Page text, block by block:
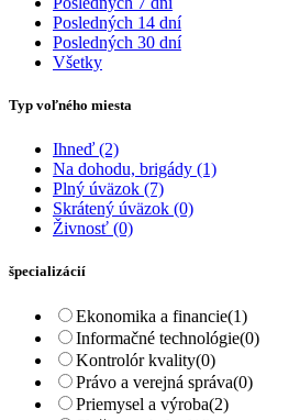
Posledných 14 dní
Posledných 30 dní
Všetky
Typ voľného miesta
Ihneď (2)
Na dohodu, brigády (1)
Plný úväzok (7)
Skrátený úväzok (0)
Živnosť (0)
špecializácií
Ekonomika a financie(1)
Informačné technológie(0)
Kontrolór kvality(0)
Právo a verejná správa(0)
Priemysel a výroba(2)